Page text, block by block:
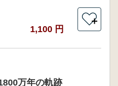
1,100 円
＋
万年の軌跡